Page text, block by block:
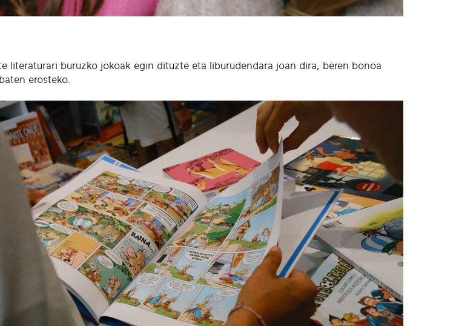
literaturari buruzko jokoak egin dituzte eta liburudendara joan dira, beren bonoa
erosteko.